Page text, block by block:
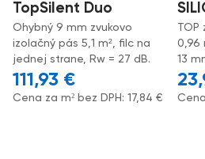
TopSilent Duo
Ohybný 9 mm zvukovo
izolačný pás 5,1 m², filc na
jednej strane, Rw = 27 dB.
111,93 €
Cena za m² bez DPH: 17,84 €
TOP
0,96
13